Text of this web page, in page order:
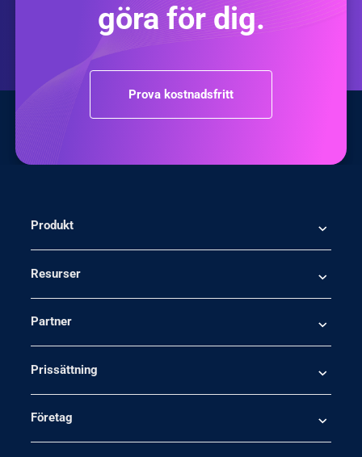
göra för dig.
Prova kostnadsfritt
Produkt
Resurser
Partner
Prissättning
Företag